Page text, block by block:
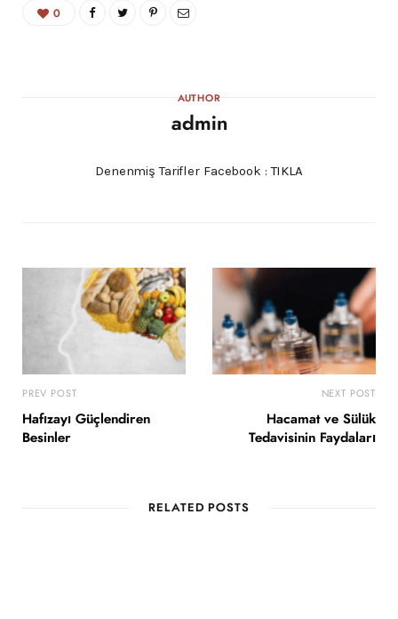
0
AUTHOR
admin
Denenmiş Tarifler Facebook :TIKLA
PREV POST
Hafızayı Güçlendiren
Besinler
NEXT POST
Hacamat ve Sülük
Tedavisinin Faydaları
RELATED POSTS